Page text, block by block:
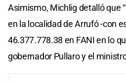
Asimismo, Michlig detalló que
en la localidad de Arrufó -con
46.377.778.38 en FANI en lo
gobernador Pullaro y el